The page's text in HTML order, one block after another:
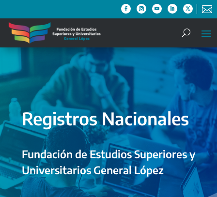

Registros Nacionales
Fundación de Estudios Superiores y
Universitarios General López